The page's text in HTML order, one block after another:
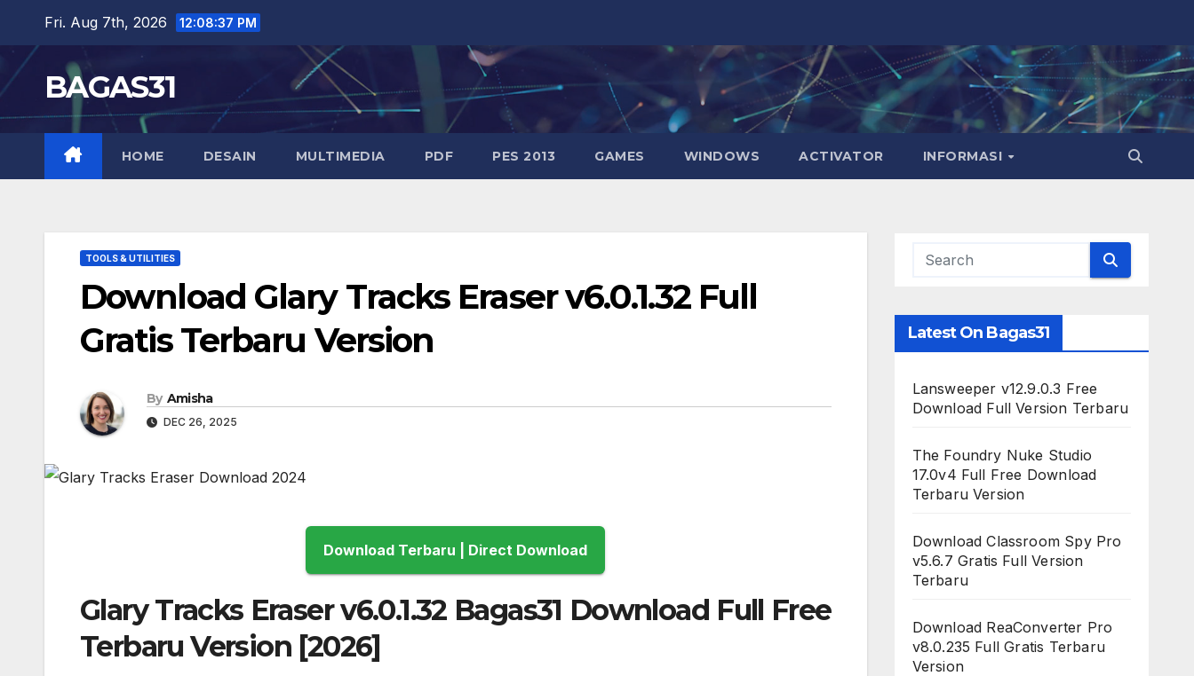
content
Fri. Aug 7th, 2026 12:08:37 PM
BAGAS31
HOME DESAIN MULTIMEDIA PDF PES 2013 GAMES WINDOWS ACTIVATOR INFORMASI
TOOLS & UTILITIES
Download Glary Tracks Eraser v6.0.1.32 Full
Gratis Terbaru Version
By Amisha
DEC 26, 2025
Download Terbaru | Direct Download
Glary Tracks Eraser v6.0.1.32 Bagas31 Download Full Free
Terbaru Version [2026]
Latest On Bagas31
Lansweeper v12.9.0.3 Free
Download Full Version Terbaru
The Foundry Nuke Studio
17.0v4 Full Free Download
Terbaru Version
Download Classroom Spy Pro
v5.6.7 Gratis Full Version
Terbaru
Download ReaConverter Pro
v8.0.235 Full Gratis Terbaru
Version